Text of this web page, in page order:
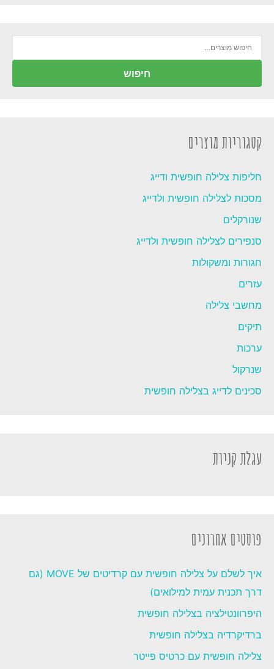
חיפוש
עבור:
חיפוש
קטגוריות מוצרים
חליפות צלילה חופשית ודייג
מסכות לצלילה חופשית ולדייג
שנורקלים
סנפירים לצלילה חופשית ולדייג
חגורות ומשקולות
עזרים
מחשבי צלילה
תיקים
ערכות
שנרקול
סכינים לדייג בצלילה חופשית
עגלת קניות
פוסטים אחרונים
איך לשלם על צלילה חופשית עם קרדיטים של MOVE (גם
דרך תכנית עמית למילואים)
היפרוונטילציה בצלילה חופשית
ברדיקרדיה בצלילה חופשית
צלילה חופשית עם כרטיס פייטר